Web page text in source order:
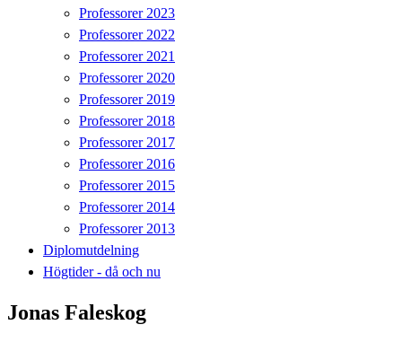
Professorer 2023
Professorer 2022
Professorer 2021
Professorer 2020
Professorer 2019
Professorer 2018
Professorer 2017
Professorer 2016
Professorer 2015
Professorer 2014
Professorer 2013
Diplomutdelning
Högtider - då och nu
Jonas Faleskog